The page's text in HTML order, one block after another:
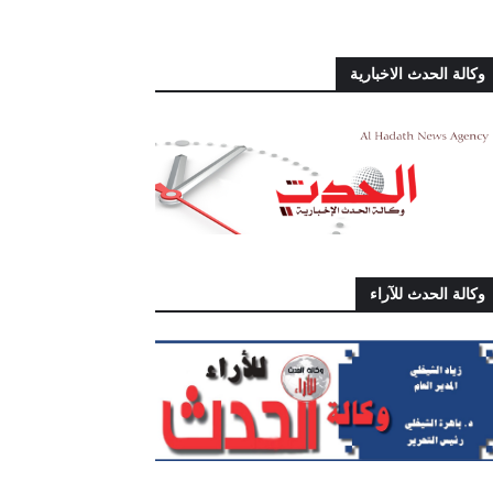
وكالة الحدث الاخبارية
وكالة الحدث للآراء